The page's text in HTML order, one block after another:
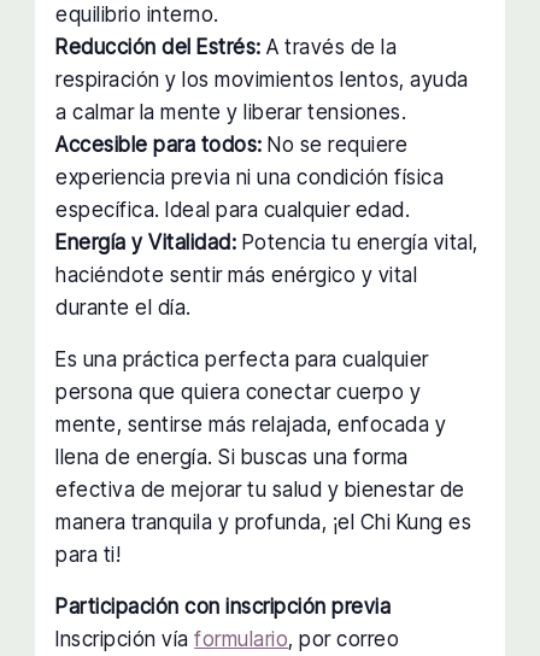
equilibrio interno.
Reducción del Estrés: A través de la
respiración y los movimientos lentos, ayuda
a calmar la mente y liberar tensiones.
Accesible para todos: No se requiere
experiencia previa ni una condición física
específica. Ideal para cualquier edad.
Energía y Vitalidad: Potencia tu energía vital,
haciéndote sentir más enérgico y vital
durante el día.
Es una práctica perfecta para cualquier
persona que quiera conectar cuerpo y
mente, sentirse más relajada, enfocada y
llena de energía. Si buscas una forma
efectiva de mejorar tu salud y bienestar de
manera tranquila y profunda, ¡el Chi Kung es
para ti!
Participación con inscripción previa
Inscripción víaformulario, por correo